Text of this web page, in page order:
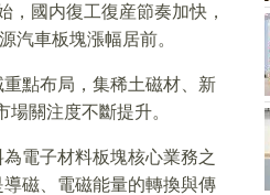
國内復工復産節奏加快，
汽車板塊漲幅居前。
點布局，集稀土磁材、新
關注度不斷提升。
電子材料板塊核心業務之
磁、電磁能量的轉換與傳